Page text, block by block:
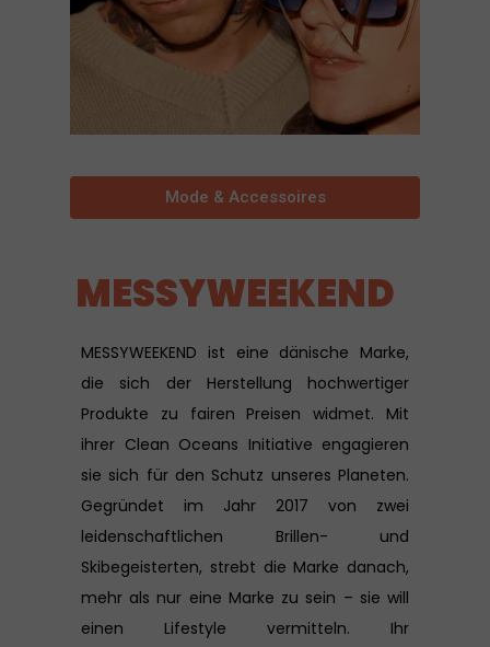
MESSYWEEKEND ist eine dänische Marke,
die sich der Herstellung hochwertiger
Produkte zu fairen Preisen widmet. Mit
ihrer Clean Oceans Initiative engagieren
sie sich für den Schutz unseres Planeten.
Gegründet im Jahr 2017 von zwei
leidenschaftlichen Brillen- und
Skibegeisterten, strebt die Marke danach,
mehr als nur eine Marke zu sein – sie will
einen Lifestyle vermitteln. Ihr
MESSYWEEKEND
Mode & Accessoires